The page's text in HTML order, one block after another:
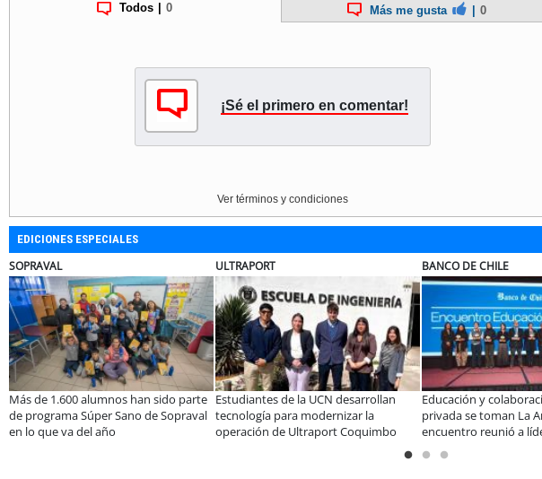
Todos 0 Más me gusta 0
¡Sé el primero en comentar!
Ver términos y condiciones
EDICIONES ESPECIALES
de la UCN desarrollan
para modernizar la
de Ultraport Coquimbo
BANCO DE CHILE
Educación y colaboración público-
privada se toman La Araucanía:
encuentro reunió a líderes para
ELECTROLUX
Claves para comprar
electrodomésticos durante
Sale